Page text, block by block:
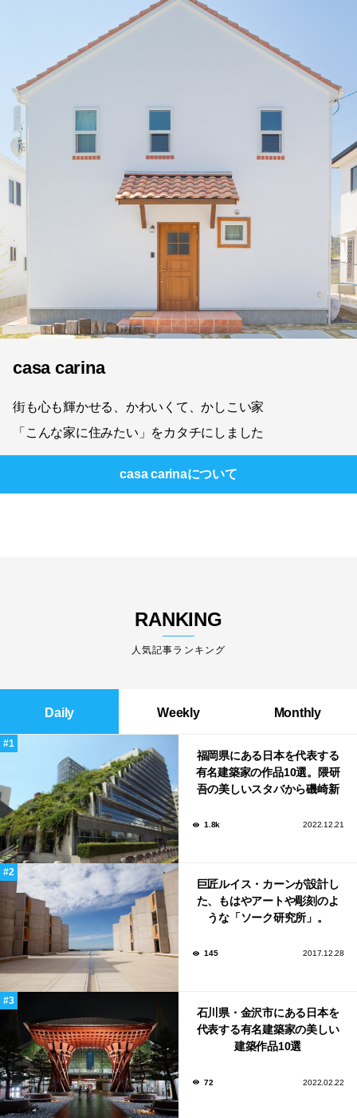
casa carina
街も心も輝かせる、かわいくて、かしこい家
「こんな家に住みたい」をカタチにしました
casa carinaについて
RANKING
人気記事ランキング
Daily Weekly Monthly
福岡県にある日本を代表する
有名建築家の作品10選。隈研
吾の美しいスタバから磯崎新
1.8k 2022.12.21
巨匠ルイス・カーンが設計し
た、もはやアートや彫刻のよ
うな「ソーク研究所」。
145 2017.12.28
石川県・金沢市にある日本を
代表する有名建築家の美しい
建築作品10選
72 2022.02.22